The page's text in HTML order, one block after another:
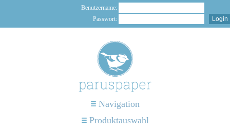
Benutzername:
Passwort:
Navigation
Produktauswahl